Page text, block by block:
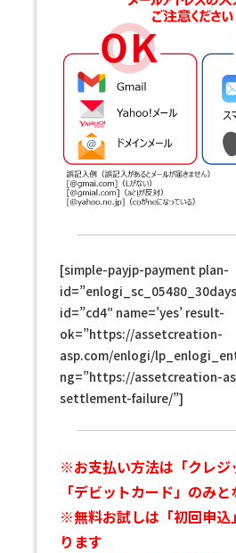
[simple-payjp-payment plan-
id=”cd4″ name=’yes’ result-
ok=”https://assetcreation-
asp.com/enlogi/
ng=”https://assetcreation-
settlement-failure/”]
※お支払い方法は「クレジ
「デビットカード」のみ
※無料お試しは「初回申込
ります